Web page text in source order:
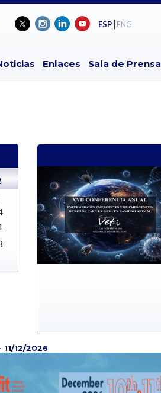
ESP ENG
Enlaces Sala de Prensa
11/12/2026